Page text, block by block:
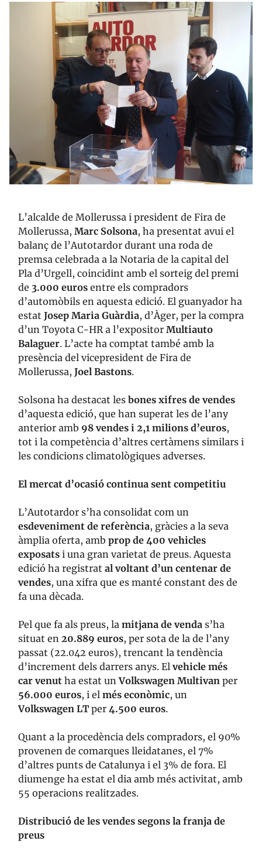
L’alcalde de Mollerussa i president de Fira de
Mollerussa, Marc Solsona, ha presentat avui el
balanç de l’Autotardor durant una roda de
premsa celebrada a la Notaria de la capital del
Pla d’Urgell, coincidint amb el sorteig del premi
de 3.000 euros entre els compradors
d’automòbils en aquesta edició. El guanyador ha
estat Josep Maria Guàrdia, d’Àger, per la compra
d’un Toyota C-HR a l’expositor Multiauto
Balaguer. L’acte ha comptat també amb la
presència del vicepresident de Fira de
Mollerussa, Joel Bastons.
Solsona ha destacat les bones xifres de vendes
d’aquesta edició, que han superat les de l’any
anterior amb 98 vendes i 2,1 milions d’euros,
tot i la competència d’altres certàmens similars i
les condicions climatològiques adverses.
El mercat d’ocasió continua sent competitiu
L’Autotardor s’ha consolidat com un
esdeveniment de referència, gràcies a la seva
àmplia oferta, amb prop de 400 vehicles
exposats i una gran varietat de preus. Aquesta
edició ha registrat al voltant d’un centenar de
vendes, una xifra que es manté constant des de
fa una dècada.
Pel que fa als preus, la mitjana de venda s’ha
situat en 20.889 euros, per sota de la de l’any
passat (22.042 euros), trencant la tendència
d’increment dels darrers anys. El vehicle més
car venut ha estat unVolkswagen Multivan per
56.000 euros, i el més econòmic, un
Volkswagen LT per 4.500 euros.
Quant a la procedència dels compradors, el 90%
provenen de comarques lleidatanes, el 7%
d’altres punts de Catalunya i el 3% de fora. El
diumenge ha estat el dia amb més activitat, amb
55 operacions realitzades.
Distribució de les vendes segons la franja de
preus